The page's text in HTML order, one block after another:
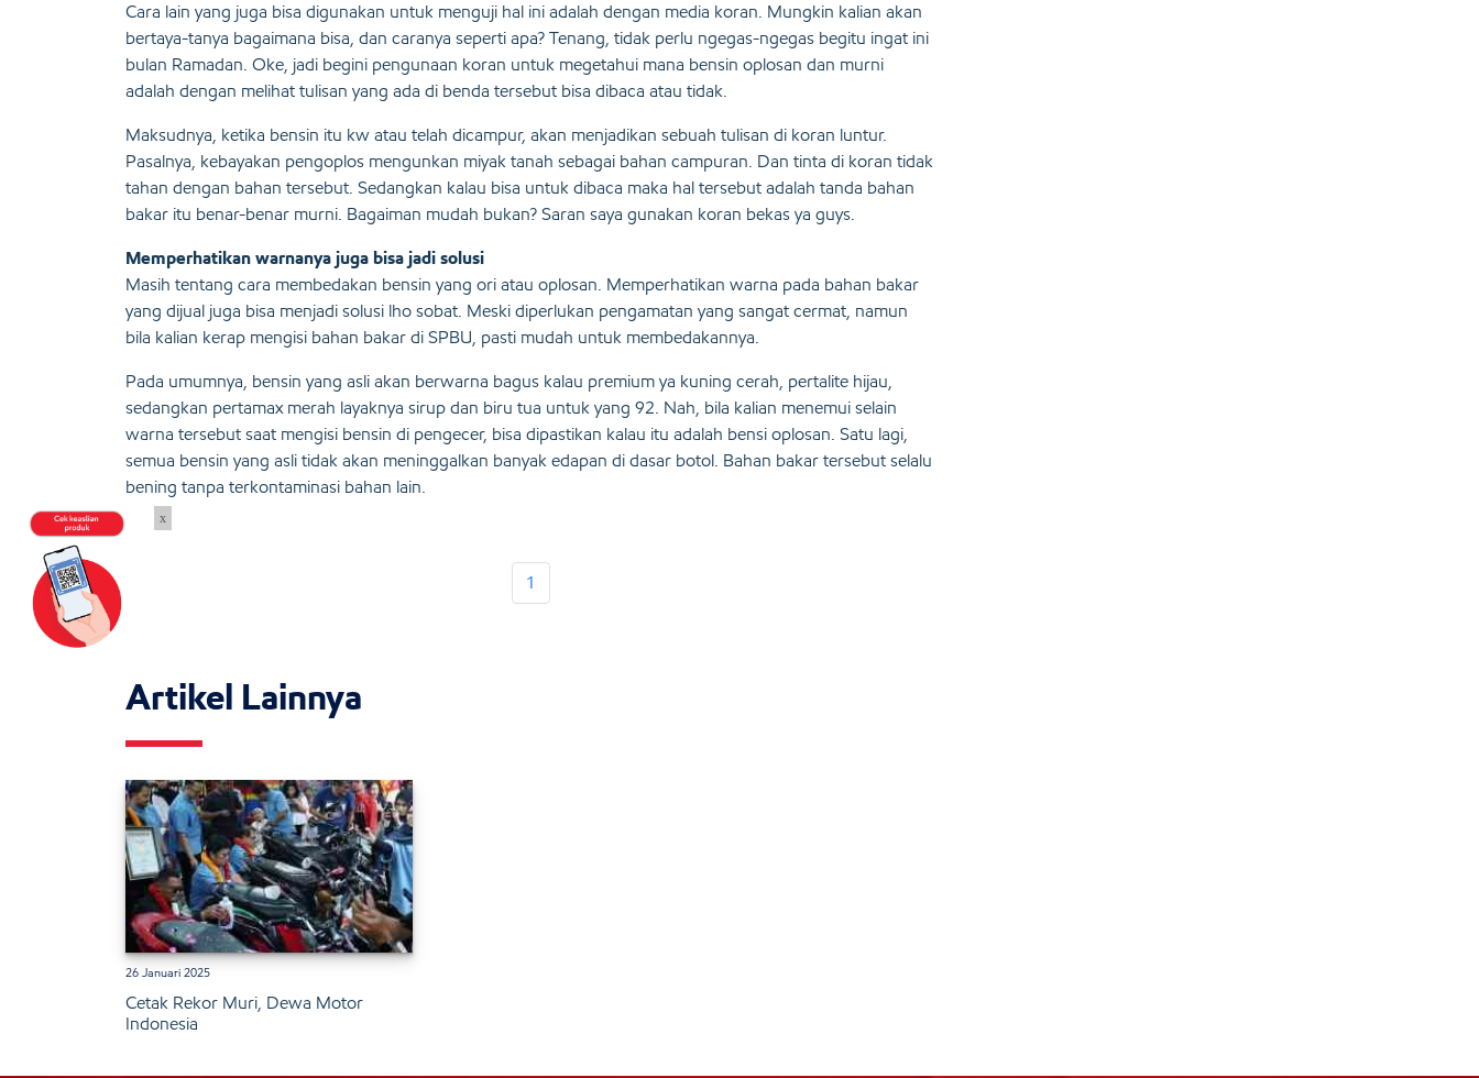
Cara lain yang juga bisa digunakan untuk menguji hal ini adalah dengan media koran. Mungkin kalian akan
bertaya-tanya bagaimana bisa, dan caranya seperti apa? Tenang, tidak perlu ngegas-ngegas begitu ingat ini
bulan Ramadan. Oke, jadi begini pengunaan koran untuk megetahui mana bensin oplosan dan murni
adalah dengan melihat tulisan yang ada di benda tersebut bisa dibaca atau tidak.
Maksudnya, ketika bensin itu kw atau telah dicampur, akan menjadikan sebuah tulisan di koran luntur.
Pasalnya, kebayakan pengoplos mengunkan miyak tanah sebagai bahan campuran. Dan tinta di koran tidak
tahan dengan bahan tersebut. Sedangkan kalau bisa untuk dibaca maka hal tersebut adalah tanda bahan
bakar itu benar-benar murni. Bagaiman mudah bukan? Saran saya gunakan koran bekas ya guys.
Memperhatikan warnanya juga bisa jadi solusi
Masih tentang cara membedakan bensin yang ori atau oplosan. Memperhatikan warna pada bahan bakar
yang dijual juga bisa menjadi solusi lho sobat. Meski diperlukan pengamatan yang sangat cermat, namun
bila kalian kerap mengisi bahan bakar di SPBU, pasti mudah untuk membedakannya.
Pada umumnya, bensin yang asli akan berwarna bagus kalau premium ya kuning cerah, pertalite hijau,
sedangkan pertamax merah layaknya sirup dan biru tua untuk yang 92. Nah, bila kalian menemui selain
warna tersebut saat mengisi bensin di pengecer, bisa dipastikan kalau itu adalah bensi oplosan. Satu lagi,
semua bensin yang asli tidak akan meninggalkan banyak edapan di dasar botol. Bahan bakar tersebut selalu
bening tanpa terkontaminasi bahan lain.
1
Artikel Lainnya
26 Januari 2025
Cetak Rekor Muri, Dewa Motor
Indonesia
x